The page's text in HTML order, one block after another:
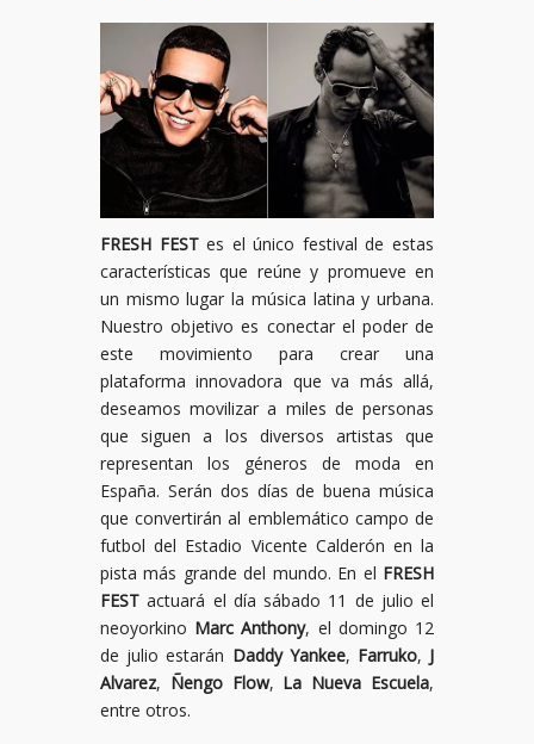
FRESH FESTes el único festival de estas
características que reúne y promueve en
un mismo lugar la música latina y urbana.
Nuestro objetivo es conectar el poder de
este movimiento para crear una
plataforma innovadora que va más allá,
deseamos movilizar a miles de personas
que siguen a los diversos artistas que
representan los géneros de moda en
España. Serán dos días de buena música
que convertirán al emblemático campo de
futbol del Estadio Vicente Calderón en la
pista más grande del mundo. En el FRESH
FEST actuará el día sábado 11 de julio el
neoyorkino Marc Anthony, el domingo 12
de julio estarán Daddy Yankee, Farruko, J
Alvarez, Ñengo Flow, La Nueva Escuela,
entre otros.